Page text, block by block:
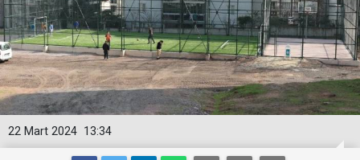
13:34
22 Mart 2024